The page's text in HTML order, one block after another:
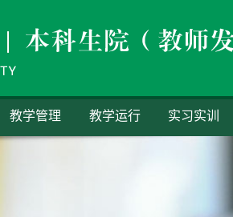
教学管理 教学运行 实习实训